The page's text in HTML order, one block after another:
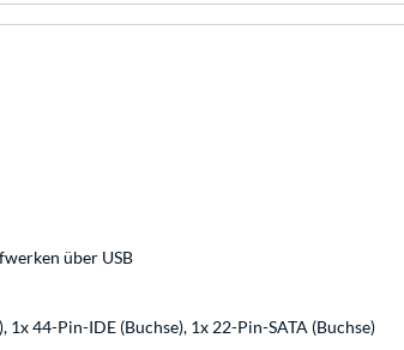
über USB
1x 44-Pin-IDE (Buchse), 1x 22-Pin-SATA (Buchse)